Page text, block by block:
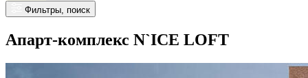
Фильтры, поиск
Апарт-комплекс N`ICE LOFT